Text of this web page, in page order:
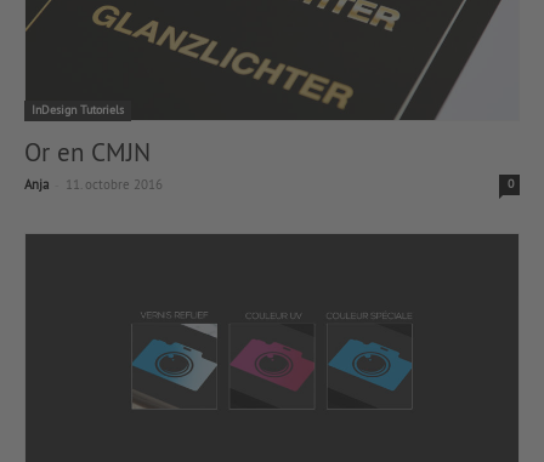
InDesign Tutoriels
Or en CMJN
Anja 11. octobre 2016 0